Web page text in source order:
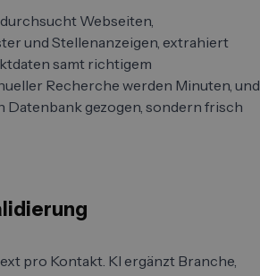
Webseiten,
und Stellenanzeigen, extrahiert
samt richtigem
Recherche werden Minuten, und
Datenbank gezogen, sondern frisch
pro Kontakt. KI ergänzt Branche,